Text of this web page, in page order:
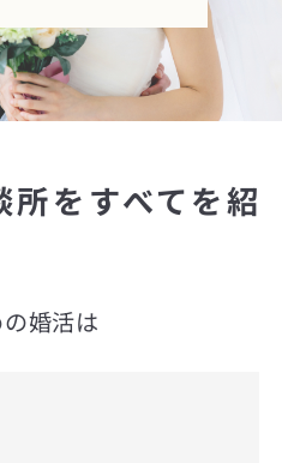
をすべてを紹
婚活は